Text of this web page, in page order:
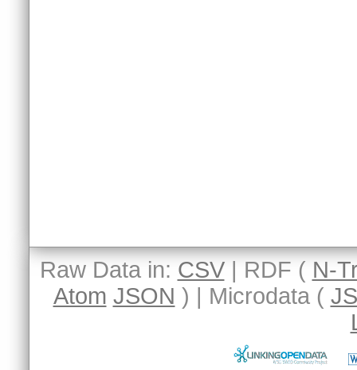
Raw Data in: CSV| RDF ( N-
Atom JSON ) | Microdata (